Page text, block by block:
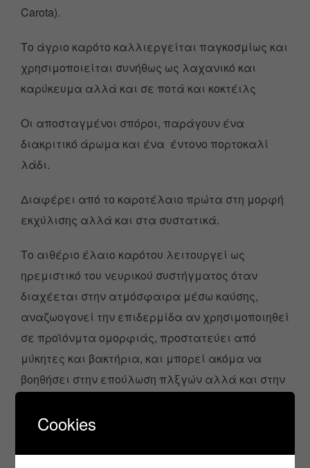
Carota).
Το άγριο καρότο καλλιεργείται παγκοσμίως και
χρησιμοποιείται συνήθως ως λαχανικό και
καρύκευμα αλλά και σε ποτά και κοκτέιλς
Οι αποσταγμένοι σπόροι, παράγουν ένα
διακριτικό άρωμα και ένα έντονο πορτοκαλί
λάδι.
Διαφέρει από το καροτέλαιο πρώτα στη μορφή
εκχύλισης αλλά και στα συστατικά.
Το αιθέριο έλαιο καρότου λειτουργεί ως
ηρεμιστικό του νευρικού συστήγματος όταν
διαχέεται στην ατμόσφαιρα μέσω καύσης,
αναζωογονεί την επιδερμίδα αν χρησιμοποιηθεί
σε προϊόνμτα ομορφιάς, προστατεύει από
μύκητες και βακτήρια, και μπορεί ακόμα να
βοηθήσει στην επούλωση πλξγών αλλά και στην
χρησιμοποιηθεί για το σκοπό αυτό!
Η ισχυρή αντιοξειδωτική του δράση είναι αυτή
Cookies